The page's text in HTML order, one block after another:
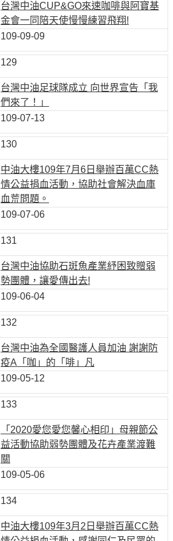
台灣中油CUP&GO來速咖啡與阿寶基
金會一同陪天使慢慢練習飛翔!
109-09-09
129
台灣中油足球隊成立 向世界宣告「我
們來了！」
109-07-13
130
中油大樓109年7月6日舉辦百萬CC熱
情公益捐血活動，協助社會解決血庫
血荒問題。
109-07-06
131
台灣中油協助石斑魚產業紓困致贈弱
勢團體，讓愛傳出去!
109-06-04
132
台灣中油為全國醫護人員加油 謝謝防
疫A「咖」的「啡」凡
109-05-12
133
「2020愛您愛您馨心相印」母親節公
益活動協助弱勢團體及花卉產業渡難
關
109-05-06
134
中油大樓109年3月2日舉辦百萬CC熱